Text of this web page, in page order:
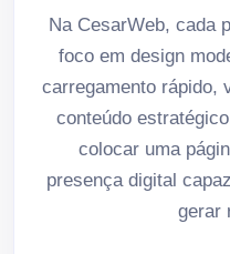
Na CesarWeb, cada
foco em design
carregamento rápido,
conteúdo
colocar uma
presença digital
gerar